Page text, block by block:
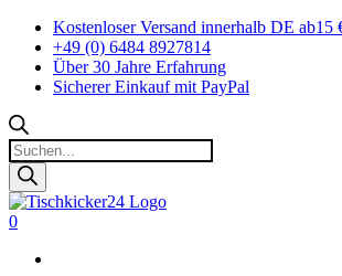
Zum
Inhalt
springen
Kostenloser Versand innerhalb DE ab15
+49 (0) 6484 8927814
Über 30 Jahre Erfahrung
Sicherer Einkauf mit PayPal
Products
search
0